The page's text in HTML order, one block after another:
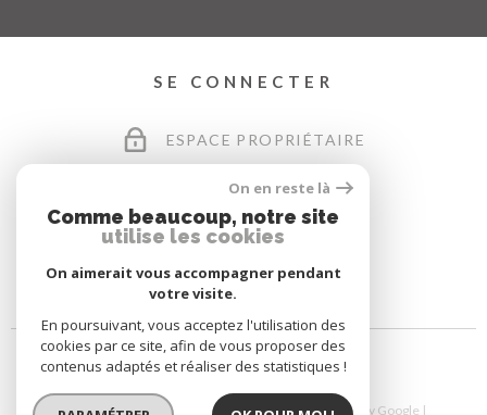
SE CONNECTER
ESPACE PROPRIÉTAIRE
© 2026 | Tous droits réservés | Traduction powered by Google |
On en reste là
Comme beaucoup, notre site
utilise les cookies
On aimerait vous accompagner pendant
votre visite.
En poursuivant, vous acceptez l'utilisation des
cookies par ce site, afin de vous proposer des
contenus adaptés et réaliser des statistiques !